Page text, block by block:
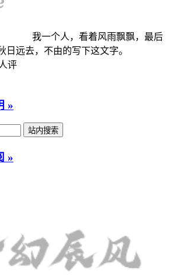
我一个人，看着风雨飘飘，最后
日远去，不由的写下这文字。
人评
»
»